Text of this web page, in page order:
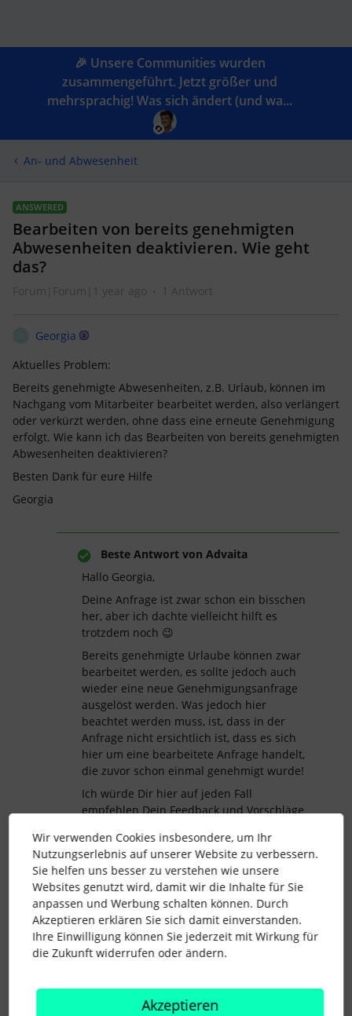
🎉 Unsere Communities wurden
zusammengeführt. Jetzt größer und
mehrsprachig! Was sich ändert (und wa...
An- und Abwesenheit
ANSWERED
Bearbeiten von bereits genehmigten
Abwesenheiten deaktivieren. Wie geht
das?
Forum|Forum|1 year ago 1 Antwort
Georgia
Aktuelles Problem:
Bereits genehmigte Abwesenheiten, z.B. Urlaub, können im
Nachgang vom Mitarbeiter bearbeitet werden, also verlängert
oder verkürzt werden, ohne dass eine erneute Genehmigung
erfolgt. Wie kann ich das Bearbeiten von bereits genehmigten
Abwesenheiten deaktivieren?
Besten Dank für eure Hilfe
Georgia
Beste Antwort von Advaita
Hallo Georgia,
Deine Anfrage ist zwar schon ein bisschen
her, aber ich dachte vielleicht hilft es
trotzdem noch 😉
Bereits genehmigte Urlaube können zwar
bearbeitet werden, es sollte jedoch auch
wieder eine neue Genehmigungsanfrage
ausgelöst werden. Was jedoch hier
beachtet werden muss, ist, dass in der
Anfrage nicht ersichtlich ist, dass es sich
hier um eine bearbeitete Anfrage handelt,
die zuvor schon einmal genehmigt wurde!
Ich würde Dir hier auf jeden Fall
empfehlen Dein Feedback und Vorschläge
FunktionFeedback gebeneinzureichen.
Das Feedback kommt dadurch direkt bei
den entsprechenden Produktteams an 😊
Liebe Grüße,
Johanna
kontingent absence Genehmigungen
Wir verwenden Cookies insbesondere, um Ihr
Nutzungserlebnis auf unserer Website zu verbessern.
Sie helfen uns besser zu verstehen wie unsere
Websites genutzt wird, damit wir die Inhalte für Sie
anpassen und Werbung schalten können. Durch
Akzeptieren erklären Sie sich damit einverstanden.
Ihre Einwilligung können Sie jederzeit mit Wirkung für
die Zukunft widerrufen oder ändern.
Akzeptieren